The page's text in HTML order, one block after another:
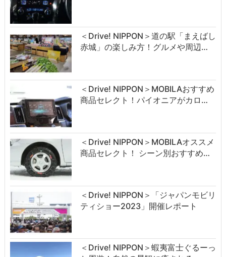
＜Drive! NIPPON＞道の駅「まえばし
赤城」の楽しみ方！グルメや周辺…
＜Drive! NIPPON＞MOBILAおすすめ
商品セレクト！パイオニアがカロ…
＜Drive! NIPPON＞MOBILAオススメ
商品セレクト！ シーン別おすすめ…
＜Drive! NIPPON＞「ジャパンモビリ
ティショー2023」開催レポート
＜Drive! NIPPON＞蝦夷富士ぐるーっ